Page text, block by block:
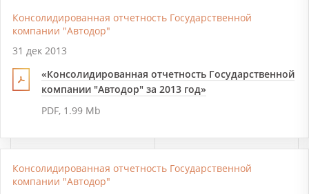
Консолидированная отчетность Государственной
компании "Автодор"
31 дек 2013
«Консолидированная отчетность Государственной
компании "Автодор" за 2013 год»
PDF, 1.99 Mb
Консолидированная отчетность Государственной
компании "Автодор"